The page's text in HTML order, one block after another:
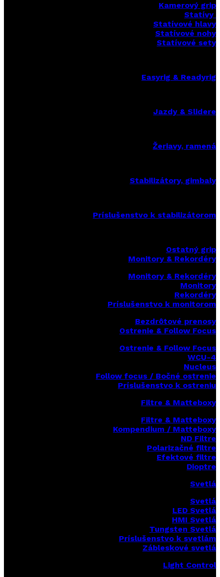
Kamerový grip
Statívy
Statívové hlavy
Statívové nohy
Statívové sety
Easyrig & Readyrig
Jazdy & Slidere
Žeriavy, ramená
Stabilizátory, gimbaly
Príslušenstvo k stabilizátorom
Ostatný grip
Monitory & Rekordéry
Monitory & Rekordéry
Monitory
Rekordéry
Príslušenstvo k monitorom
Bezdrôtové prenosy
Ostrenie & Follow Focus
Ostrenie & Follow Focus
WCU-4
Nucleus
Follow focus / Bočné ostrenie
Príslušenstvo k ostreniu
Filtre & Matteboxy
Filtre & Matteboxy
Kompendium / Matteboxy
ND Filtre
Polarizačné filtre
Efektové filtre
Dioptre
Svetlá
Svetlá
LED Svetlá
HMI Svetlá
Tungsten Svetlá
Príslušenstvo k svetlám
Zábleskové svetlá
Light Control